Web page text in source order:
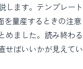
します。テンプレート
を量産するときの注意
めました。読み終わる
せばいいかが見えてい